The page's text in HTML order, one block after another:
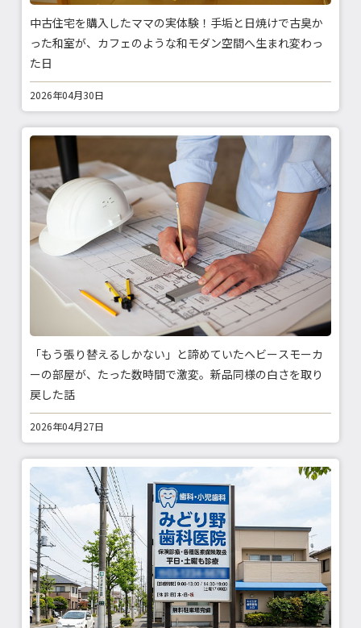
中古住宅を購入したママの実体験！手垢と日焼けで古臭か
った和室が、カフェのような和モダン空間へ生まれ変わっ
た日
2026年04月30日
「もう張り替えるしかない」と諦めていたヘビースモーカ
ーの部屋が、たった数時間で激変。新品同様の白さを取り
戻した話
2026年04月27日